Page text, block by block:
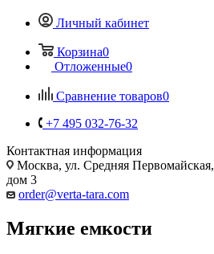
Личный кабинет
Корзина0
Отложенные0
Сравнение товаров0
+7 495 032-76-32
Контактная информация
Москва, ул. Средняя Первомайская,
дом 3
order@verta-tara.com
Мягкие емкости